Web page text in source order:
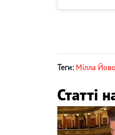
Теги: Мілла
Статті